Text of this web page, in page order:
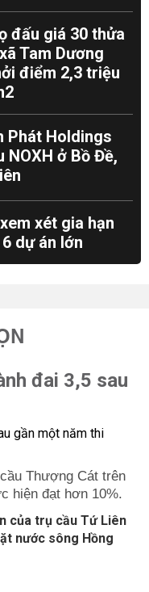
đấu giá 30 thửa
Tam Dương
điểm 2,3 triệu
Phát Holdings
NOXH ở Bồ Đề,
xét gia hạn
dự án lớn
đai 3,5 sau
Thượng Cát trên
hiện đạt hơn 10%.
của trụ cầu Tứ Liên
nước sông Hồng